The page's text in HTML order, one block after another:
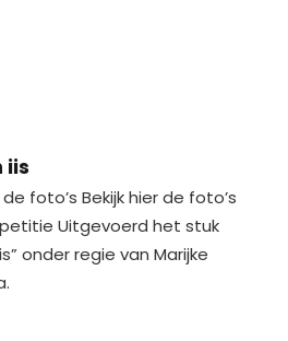
iis
de foto’s Bekijk hier de foto’s
Uitgevoerd het stuk
onder regie van Marijke